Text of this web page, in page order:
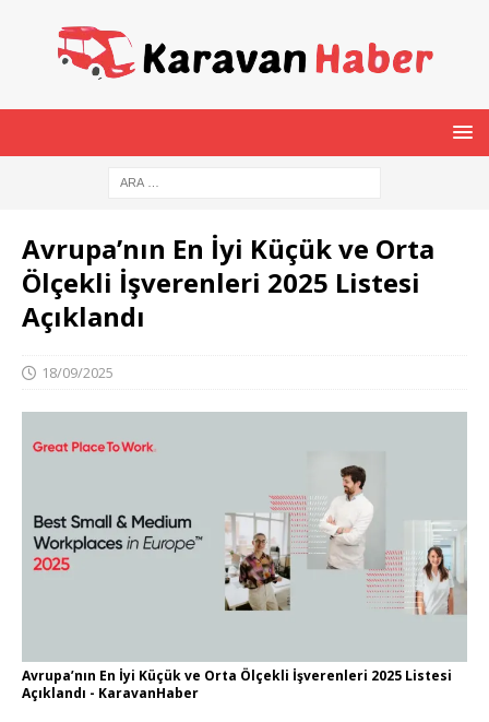
Avrupa’nın En İyi Küçük ve Orta
Ölçekli İşverenleri 2025 Listesi
Açıklandı
18/09/2025
Avrupa’nın En İyi Küçük ve Orta Ölçekli İşverenleri 2025 Listesi
Açıklandı - KaravanHaber